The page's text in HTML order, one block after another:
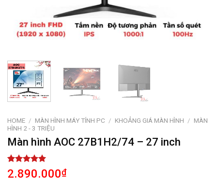
HOME / MÀN HÌNH MÁY TÍNH PC / KHOẢNG GIÁ MÀN HÌNH / MÀN
HÌNH 2 - 3 TRIỆU
Màn hình AOC 27B1H2/74 – 27 inch
Rated5.00
out of 5
1
2.890.000₫